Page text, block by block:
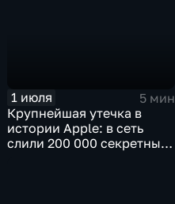
1 июля
5 мин
Крупнейшая утечка в
истории Apple: в сеть
слили 200 000 секретных